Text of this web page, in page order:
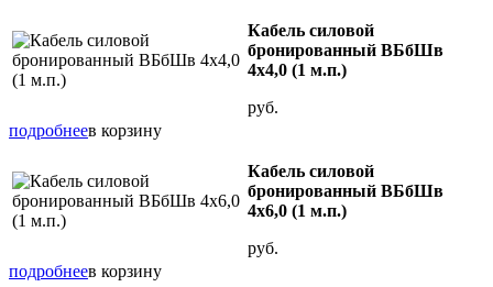
Кабель силовой
бронированный ВБбШв
4х4,0 (1 м.п.)
руб.
подробнеев корзину
Кабель силовой
бронированный ВБбШв
4х6,0 (1 м.п.)
руб.
подробнеев корзину